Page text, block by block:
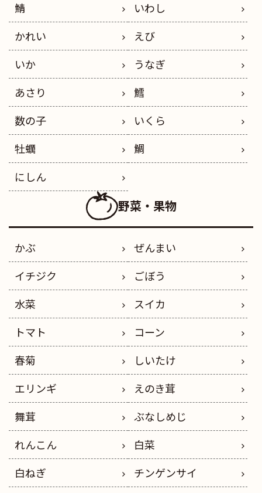
鯖
いわし
かれい
えび
いか
うなぎ
あさり
鱈
数の子
いくら
牡蠣
鯛
にしん
野菜・果物
かぶ
ぜんまい
イチジク
ごぼう
水菜
スイカ
トマト
コーン
春菊
しいたけ
エリンギ
えのき茸
舞茸
ぶなしめじ
れんこん
白菜
白ねぎ
チンゲンサイ